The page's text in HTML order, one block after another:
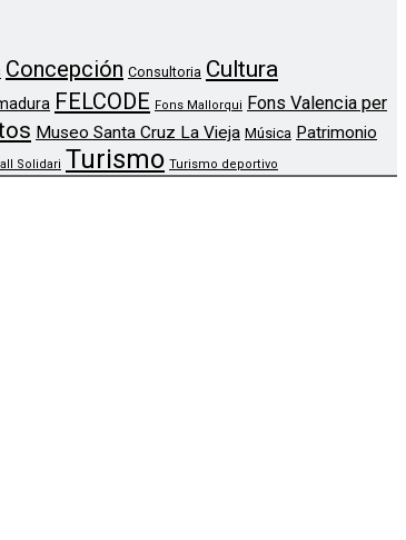
Concepción Consultoria Cultura
FELCODE Fons Mallorqui
Fons Valencia per
Museo Santa Cruz La Vieja Música Patrimonio
Solidari Turismo Turismo deportivo